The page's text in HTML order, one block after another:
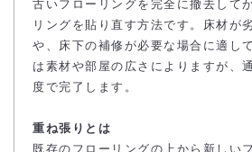
古いフローリングを完全に撤去して
リングを貼り直す方法です。床材が
や、床下の補修が必要な場合に適し
は素材や部屋の広さによりますが、
度で完了します。
重ね張りとは
既存のフローリングの上から新しい